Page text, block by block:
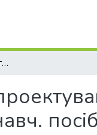
Посібник по курсовому та дипломному проектуванню з механізації виробництва продукції тваринництва : навч. посібник